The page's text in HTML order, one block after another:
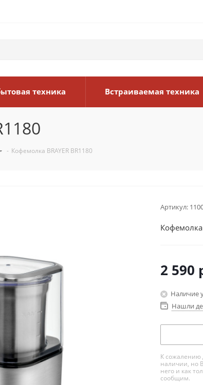
техника Встраиваемая техника
- Кофемолка BRAYER BR1180
Артикул:
Кофемолка
2 590
Наличие
Нашли
К сожалению
наличии, но
него и как
сообщим.